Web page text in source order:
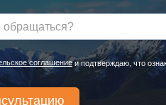
соглашениеи подтверждаю, что